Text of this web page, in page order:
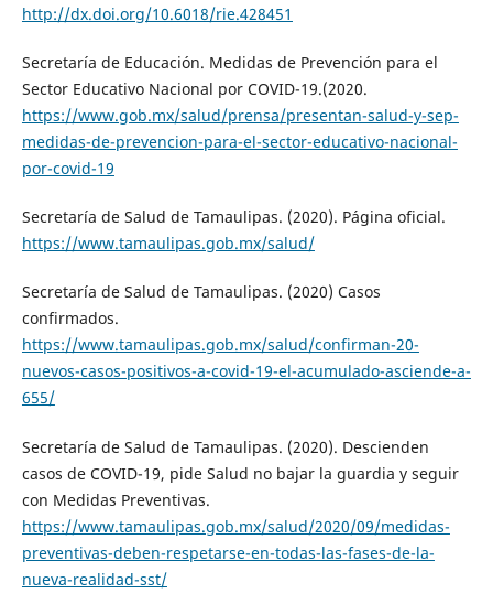
http://dx.doi.org/10.6018/rie.428451
Secretaría de Educación. Medidas de Prevención para el
Sector Educativo Nacional por COVID-19.(2020.
https://www.gob.mx/salud/prensa/presentan-salud-y-sep-
medidas-de-prevencion-para-el-sector-educativo-nacional-
por-covid-19
Secretaría de Salud de Tamaulipas. (2020). Página oficial.
https://www.tamaulipas.gob.mx/salud/
Secretaría de Salud de Tamaulipas. (2020) Casos
confirmados.
https://www.tamaulipas.gob.mx/salud/confirman-20-
nuevos-casos-positivos-a-covid-19-el-acumulado-asciende-a-
655/
Secretaría de Salud de Tamaulipas. (2020). Descienden
casos de COVID-19, pide Salud no bajar la guardia y seguir
con Medidas Preventivas.
https://www.tamaulipas.gob.mx/salud/2020/09/medidas-
preventivas-deben-respetarse-en-todas-las-fases-de-la-
nueva-realidad-sst/